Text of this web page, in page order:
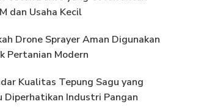
dan Usaha Kecil
Drone Sprayer Aman Digunakan
Pertanian Modern
Kualitas Tepung Sagu yang
Diperhatikan Industri Pangan